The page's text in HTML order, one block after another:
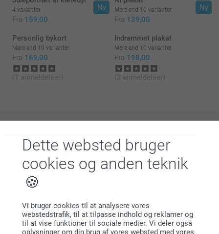
Dette websted bruger
cookies og anden teknik
Vi bruger cookies til at analysere vores
webstedstrafik, til at tilpasse indhold og reklamer og
til at vise funktioner til sociale medier. Vi deler også
oplysninger om din brug af vores websted med vores
Ny
4 varianter
Fra 159,00
Ny
Mere end 10 varianter
Fra 139,00
Personlig bykort
Mere end 10 varianter
Fra 169,00
(1 anmeldelser)
Indrammet plakat
Mere end 10 varianter
Fra 198,00
(3 anmeldelser)
Hvorforsmartphoto